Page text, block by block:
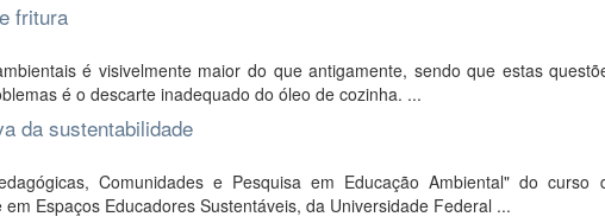
fritura
é visivelmente maior do que antigamente, sendo que estas
é o descarte inadequado do óleo de cozinha. ...
da sustentabilidade
Comunidades e Pesquisa em Educação Ambiental" do curso
Espaços Educadores Sustentáveis, da Universidade Federal ...